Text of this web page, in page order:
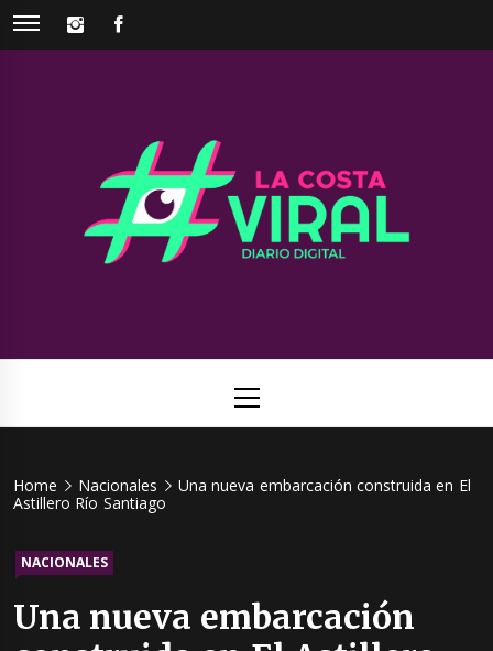
Skip
INSTAGRAM
Viral
Menu
Home Nacionales
Una nueva embarcación construida en El
Astillero Río Santiago
NACIONALES
Una nueva embarcación